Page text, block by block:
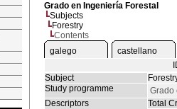
Grado en Ingeniería Forestal
Subjects
Forestry
Contents
galego
castellano
Subject
Study programme
Grado
Descriptors
Total